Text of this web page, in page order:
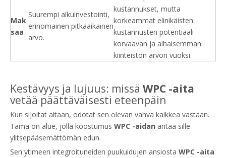
Mak
saa
Suurempi alkuinvestointi,
erinomainen pitkäaikainen
arvo.
kustannukset, mutta
korkeammat elinikäisten
kustannusten potentiaali
korvaavan ja alhaisemman
kiinteistön arvon vuoksi.
Kestävyys ja lujuus: missä WPC -aita
vetää päättäväisesti eteenpäin
Kun sijoitat aitaan, odotat sen olevan vahva kaikkea vastaan.
Tämä on alue, jolla koostumus WPC -aidan antaa sille
ylitsepääsemättömän edun.
Sen ytimeen integroituneiden puukuidujen ansiosta WPC -aita